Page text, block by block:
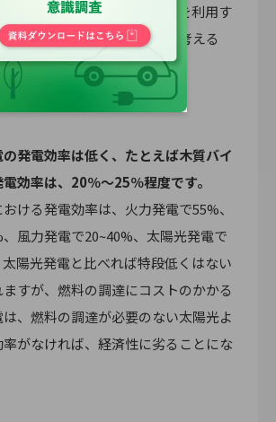
発電など、自然エネルギーを利用す
コストがかからないことを考える
リットといえるでしょう。
発電効率は低く、たとえば木質バイ
効率は、20％～25％程度です。
ける発電効率は、火力発電で55%、
風力発電で20~40%、太陽光発電で
陽光発電と比べれば特段低くはない
すが、燃料の調達にコストのかかる
、燃料の調達が必要のない太陽光よ
率がなければ、経済性に劣ることにな